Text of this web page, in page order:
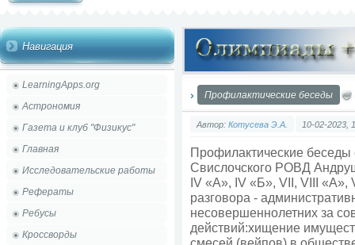
Навигация
LearningApps.org
Астрономия
Газета и клуб "Физикус"
Главная
Исследовательские работы
Рефераты
Ребусы
Кроссворды
Профилактические беседы
Автор: Котусева Э.А. 10-02-2023,
Профилактические беседы
Свислочского РОВД
IV «А», IV «Б», VII, VIII «А»,
разговора -
несовершеннолетних за
действий:хищение